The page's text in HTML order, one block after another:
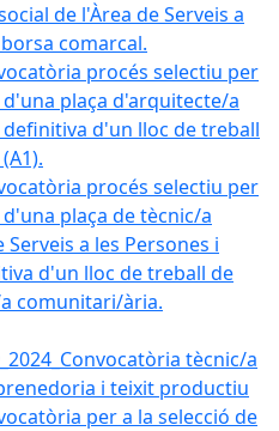
de l'Àrea de Serveis a
comarcal.
procés selectiu per
plaça d'arquitecte/a
definitiva d'un lloc de treball
procés selectiu per
plaça de tècnic/a
a les Persones i
d'un lloc de treball de
comunitari/ària.
tècnic/a
i teixit productiu
per a la selecció de